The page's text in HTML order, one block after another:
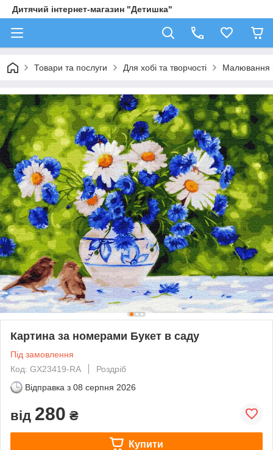
Дитячий інтернет-магазин "Детишка"
Товари та послуги Для хобі та творчості Малювання
Картина за номерами Букет в саду
Під замовлення
Код: GX23419-RA
Роздріб
Відправка з 08 серпня 2026
від 280 ₴
Купити